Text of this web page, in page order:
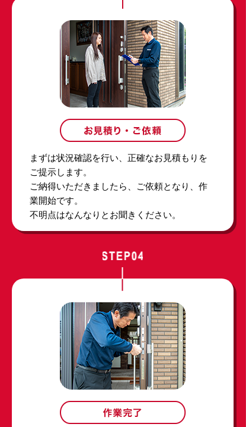
まずは状況確認を行い、正確なお見積もりを
ご提示します。
ご納得いただきましたら、ご依頼となり、作
業開始です。
不明点はなんなりとお聞きください。